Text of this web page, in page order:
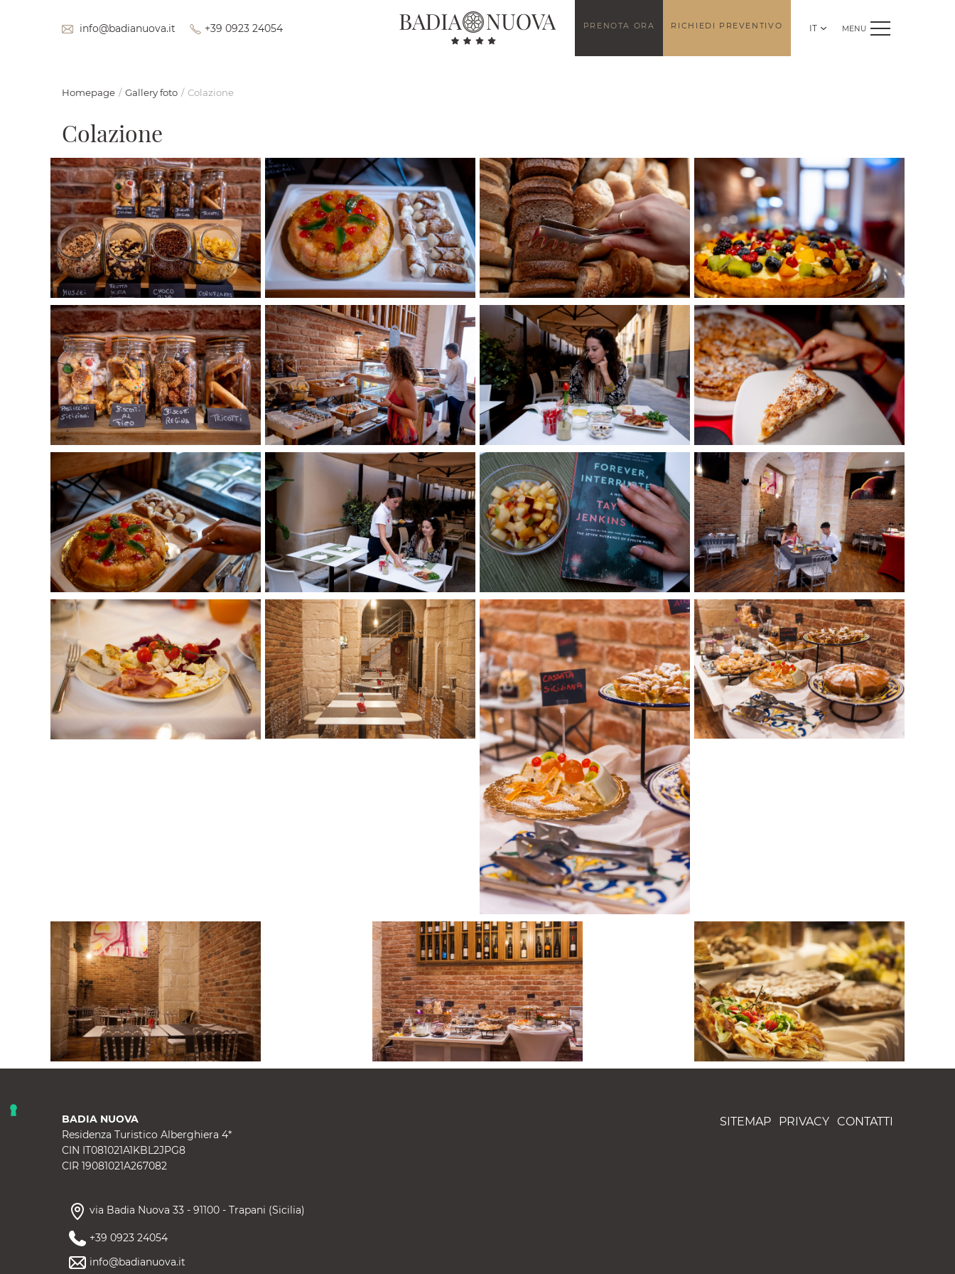
info@badianuova.it +39 0923 24054 PRENOTA ORA RICHIEDI PREVENTIVO IT MENU
Homepage Gallery foto Colazione
Colazione
BADIA NUOVA
Residenza Turistico Alberghiera 4*
CIN IT081021A1KBL2JPG8
CIR 19081021A267082
via Badia Nuova 33 -91100 -Trapani (Sicilia)
+39 0923 24054
info@badianuova.it
SITEMAP PRIVACY CONTATTI